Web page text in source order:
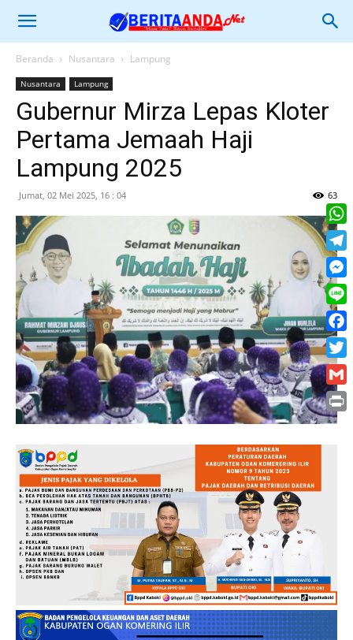
Beranda Nusantara Lampung
Nusantara Lampung
Gubernur Mirza Lepas Kloter
Pertama Jemaah Haji
Lampung 2025
Jumat, 02 Mei 2025, 16 : 04 63
Line
Print